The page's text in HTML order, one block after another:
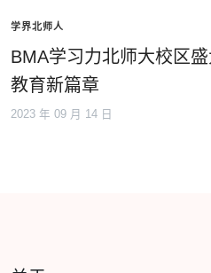
学界北师人
BMA学习力北师大校区
教育新篇章
2023 年 09 月 14 日